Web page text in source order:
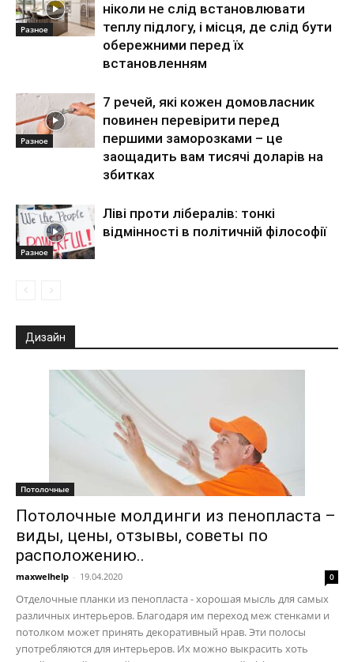
Разное
ніколи не слід встановлювати
теплу підлогу, і місця, де слід бути
обережними перед їх
встановленням
Разное
7 речей, які кожен домовласник
повинен перевірити перед
першими заморозками – це
заощадить вам тисячі доларів на
збитках
Разное
Ліві проти лібералів: тонкі
відмінності в політичній філософії
Дизайн
Потолочные
Потолочные молдинги из пенопласта –
виды, цены, отзывы, советы по
расположению..
maxwelhelp - 19.04.2020 0
Отделочные планки из пенопласта - хорошая мысль для самых
различных интерьеров. Благодаря им переход меж стенками и
потолком может принять декоративный нрав. Эти полосы
употребляются для интерьеров. Их можно выкрасить хоть